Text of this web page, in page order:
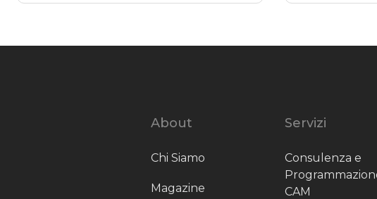
About
Chi Siamo
Magazine
Servizi
Consulenza e
CAM